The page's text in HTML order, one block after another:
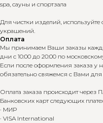
spa, сауны и спортзала
Для чистки изделий,
украшений.
Оплата
Мы принимаем Ваши заказы
дни с 10:00 до 20:00 по
Если после оформления заказа у
обязательно свяжемся с Вами для
Оплата заказа происходит
Банковских карт следующих
· МИР
· VISA International